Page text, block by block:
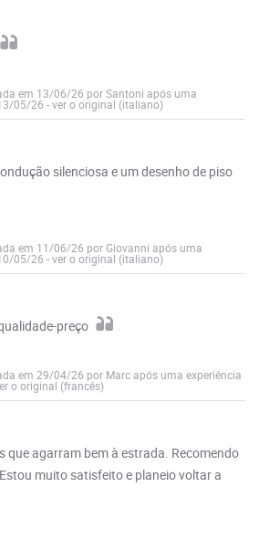
em 13/06/26 por Santoni após uma
05/26 -ver o original (italiano)
silenciosa e um desenho de piso
em 11/06/26 por Giovanni após uma
05/26 -ver o original (italiano)
preço
em 29/04/26 por Marc após uma experiência
o original (francês)
que agarram bem à estrada. Recomendo
muito satisfeito e planeio voltar a